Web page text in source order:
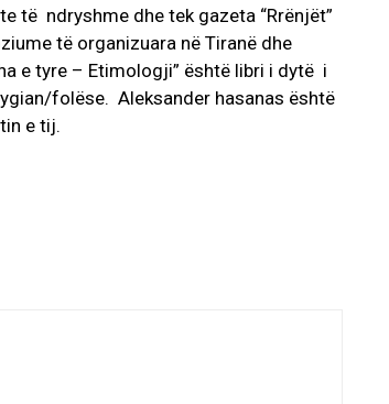
të ndryshme dhe tek gazeta “Rrënjët”
të organizuara në Tiranë dhe
e tyre – Etimologji” është libri i dytë i
folëse. Aleksander hasanas është
e tij.